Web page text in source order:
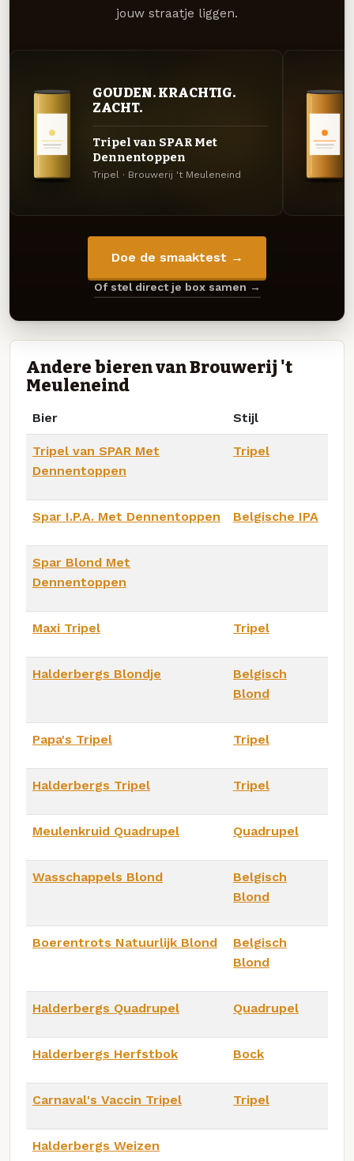
jouw straatje liggen.
GOUDEN. KRACHTIG.
ZACHT.
Tripel van SPAR Met
Dennentoppen
Tripel · Brouwerij 't Meuleneind
Doe de smaaktest →
Of stel direct je box samen →
Andere bieren van Brouwerij 't
Meuleneind
Bier Stijl
Tripel van SPAR Met
Dennentoppen
Tripel
Spar I.P.A. Met Dennentoppen Belgische IPA
Spar Blond Met
Dennentoppen
Maxi Tripel Tripel
Halderbergs Blondje
Belgisch
Blond
Papa's Tripel Tripel
Halderbergs Tripel Tripel
Meulenkruid Quadrupel Quadrupel
Wasschappels Blond
Belgisch
Blond
Boerentrots Natuurlijk Blond
Belgisch
Blond
Halderbergs Quadrupel Quadrupel
Halderbergs Herfstbok Bock
Carnaval's Vaccin Tripel Tripel
Halderbergs Weizen